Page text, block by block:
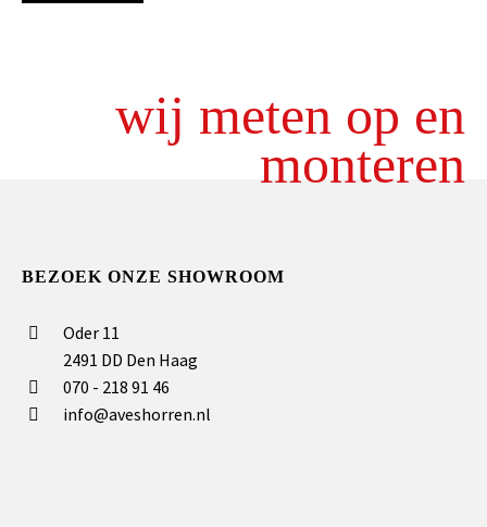
wij meten op en
monteren
BEZOEK ONZE SHOWROOM
Oder 11
2491 DD Den Haag
070 - 218 91 46
info@aveshorren.nl